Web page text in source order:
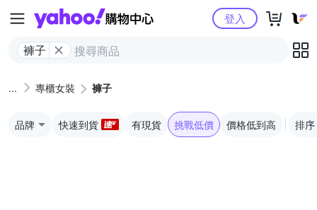
Yahoo購物中心
褲子
登入
專櫃女裝 褲子
品牌 快速到貨 有現貨 挑戰低價 價格低到高 排序